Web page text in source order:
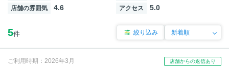
店舗の雰囲気 4.6 アクセス 5.0
5件 絞り込み
ご利用時期：2026年3月 店舗からの返信あり